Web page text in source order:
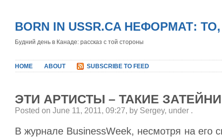
BORN IN USSR.CA НЕФОРМАТ:
Будний день в Канаде: рассказ с той стороны
HOME ABOUT SUBSCRIBE TO FEED
ЭТИ АРТИСТЫ – ТАКИЕ
Posted on June 11, 2011, 09:27, by Sergey, under .
В журнале BusinessWeek, несмотря на его